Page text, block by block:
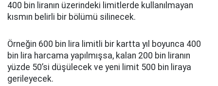
400 bin liranın üzerindeki limitlerde kullanılmayan
kısmın belirli bir bölümü silinecek.
Örneğin 600 bin lira limitli bir kartta yıl boyunca 400
bin lira harcama yapılmışsa, kalan 200 bin liranın
yüzde 50’si düşülecek ve yeni limit 500 bin liraya
gerileyecek.